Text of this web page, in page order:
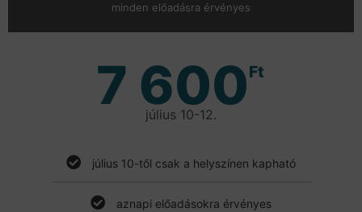
minden előadásra érvényes
7 600Ft
július 10-12.
július 10-től csak a helyszínen kapható
aznapi előadásokra érvényes